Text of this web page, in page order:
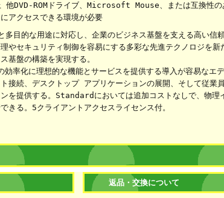
DVD-ROMドライブ、Microsoft Mouse、または互換性の
アクセスできる環境が必要
多目的な用途に対応し、企業のビジネス基盤を支える高い信
やセキュリティ制御を容易にする多彩な先進テクノロジを新
基盤の構築を実現する。
率化に理想的な機能とサービスを提供する導入が容易なエ
接続、デスクトップ アプリケーションの展開、そして従業
を提供する。Standardにおいては追加コストなしで、物理
きる。5クライアントアクセスライセンス付。
返品・交換について